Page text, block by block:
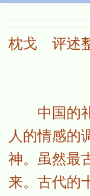
枕戈 评述
中国的礼
人的情感的
神。虽然最
来。古代的